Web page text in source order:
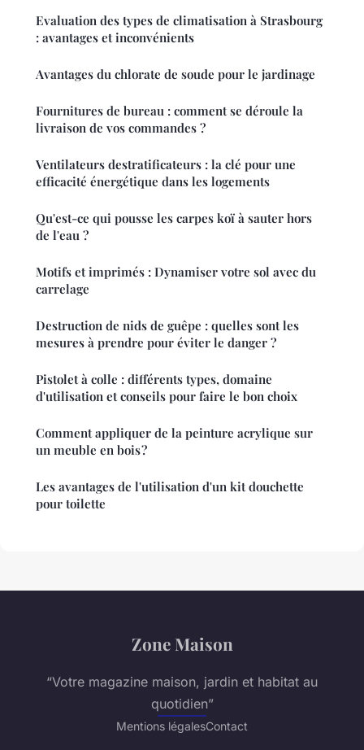
Evaluation des types de climatisation à Strasbourg
: avantages et inconvénients
Avantages du chlorate de soude pour le jardinage
Fournitures de bureau : comment se déroule la
livraison de vos commandes ?
Ventilateurs destratificateurs : la clé pour une
efficacité énergétique dans les logements
Qu'est-ce qui pousse les carpes koï à sauter hors
de l'eau ?
Motifs et imprimés : Dynamiser votre sol avec du
carrelage
Destruction de nids de guêpe : quelles sont les
mesures à prendre pour éviter le danger ?
Pistolet à colle : différents types, domaine
d'utilisation et conseils pour faire le bon choix
Comment appliquer de la peinture acrylique sur
un meuble en bois ?
Les avantages de l'utilisation d'un kit douchette
pour toilette
Zone Maison
“Votre magazine maison, jardin et habitat au
quotidien”
Mentions légalesContact